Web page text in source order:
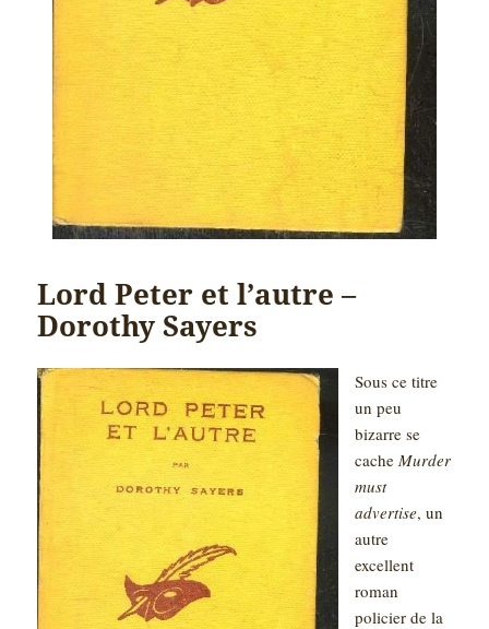
Lord Peter et l’autre –
Dorothy Sayers
Sous ce titre
un peu
bizarre se
cache Murder
must
advertise, un
autre
excellent
roman
policier de la